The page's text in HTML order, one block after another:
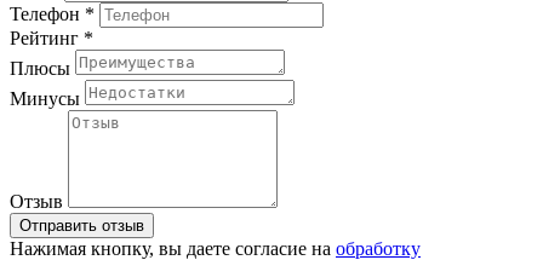
Телефон *
Рейтинг *
Плюсы
Минусы
Отзыв
Отправить отзыв
Нажимая кнопку, вы даете согласие на обработку